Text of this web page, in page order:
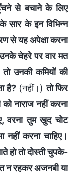
से बचाने के लिए
सार के इन विभिन्न
से यह अपेक्षा करना
चेहरे पर वार मत
उनकी कमियों की
है?(नहीं।)तो फिर
नाराज नहीं करना
वरना तुम खुद चोट
करना चाहिए।
हो तो दोस्ती चुपके-
न रहकर अजनबी या